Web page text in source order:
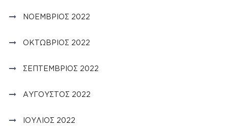
ΝΟΈΜΒΡΙΟΣ 2022
ΟΚΤΏΒΡΙΟΣ 2022
ΣΕΠΤΈΜΒΡΙΟΣ 2022
ΑΎΓΟΥΣΤΟΣ 2022
ΙΟΎΛΙΟΣ 2022